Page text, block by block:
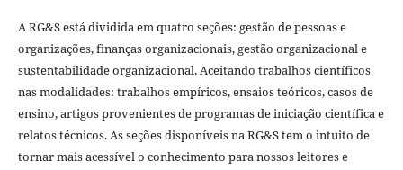
A RG&S está dividida em quatro seções: gestão de pessoas e
organizações, finanças organizacionais, gestão organizacional e
sustentabilidade organizacional. Aceitando trabalhos científicos
nas modalidades: trabalhos empíricos, ensaios teóricos, casos de
ensino, artigos provenientes de programas de iniciação científica e
relatos técnicos. As seções disponíveis na RG&S tem o intuito de
tornar mais acessível o conhecimento para nossos leitores e